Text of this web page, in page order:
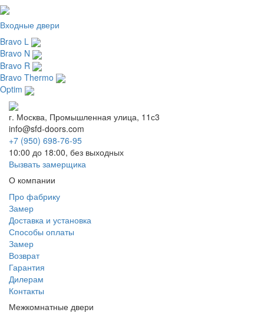
Входные двери
Bravo L
Bravo N
Bravo R
Bravo Thermo
Optim
г. Москва, Промышленная улица, 11с3
info@sfd-doors.com
+7 (950) 698-76-95
10:00 до 18:00, без выходных
Вызвать замерщика
О компании
Про фабрику
Замер
Доставка и установка
Способы оплаты
Замер
Возврат
Гарантия
Дилерам
Контакты
Межкомнатные двери